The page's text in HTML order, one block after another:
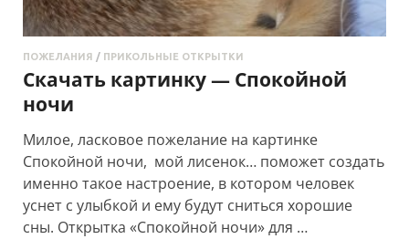
ПОЖЕЛАНИЯ / ПРИКОЛЬНЫЕ ОТКРЫТКИ
Скачать картинку — Спокойной
ночи
Милое, ласковое пожелание на картинке
Спокойной ночи, мой лисенок… поможет создать
именно такое настроение, в котором человек
уснет с улыбкой и ему будут сниться хорошие
сны. Открытка «Спокойной ночи» для …